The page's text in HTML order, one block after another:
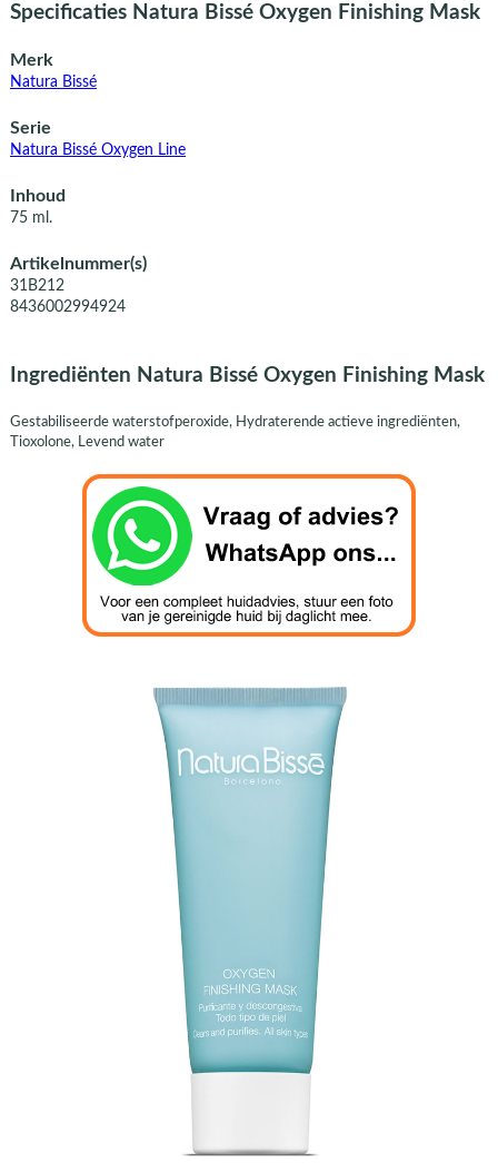
Specificaties Natura Bissé Oxygen Finishing Mask
Merk
Natura Bissé
Serie
Natura Bissé Oxygen Line
Inhoud
75 ml.
Artikelnummer(s)
31B212
8436002994924
Ingrediënten Natura Bissé Oxygen Finishing Mask
Gestabiliseerde waterstofperoxide, Hydraterende actieve ingrediënten,
Tioxolone, Levend water